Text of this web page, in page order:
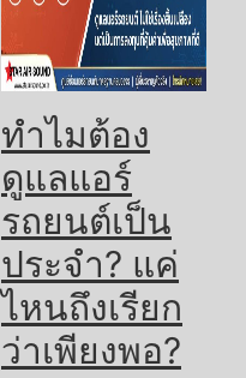
ทำไมต้อง
ดูแลแอร์
รถยนต์เป็น
ประจำ? แค่
ไหนถึงเรียก
ว่าเพียงพอ?